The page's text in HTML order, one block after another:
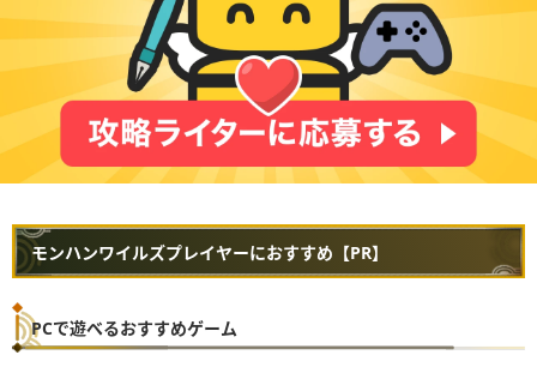
モンハンワイルズプレイヤーにおすすめ【PR】
PCで遊べるおすすめゲーム